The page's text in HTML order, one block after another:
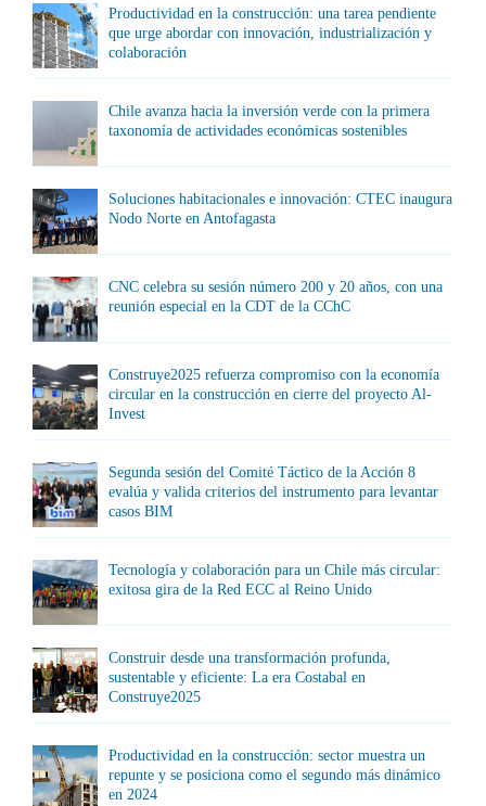
Productividad en la construcción: una tarea pendiente
que urge abordar con innovación, industrialización y
colaboración
Chile avanza hacia la inversión verde con la primera
taxonomía de actividades económicas sostenibles
Soluciones habitacionales e innovación: CTEC inaugura
Nodo Norte en Antofagasta
CNC celebra su sesión número 200 y 20 años, con una
reunión especial en la CDT de la CChC
Construye2025 refuerza compromiso con la economía
circular en la construcción en cierre del proyecto Al-
Invest
Segunda sesión del Comité Táctico de la Acción 8
evalúa y valida criterios del instrumento para levantar
casos BIM
Tecnología y colaboración para un Chile más circular:
exitosa gira de la Red ECC al Reino Unido
Construir desde una transformación profunda,
sustentable y eficiente: La era Costabal en
Construye2025
Productividad en la construcción: sector muestra un
repunte y se posiciona como el segundo más dinámico
en 2024